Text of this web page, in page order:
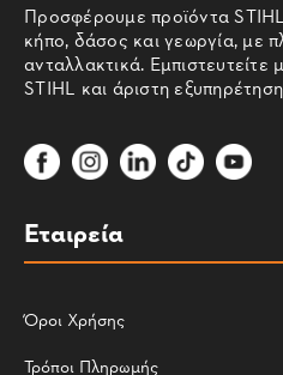
Προσφέρουμε προϊόντα
κήπο, δάσος και γεωργία, με
ανταλλακτικά. Εμπιστευτείτε
STIHL και άριστη
Εταιρεία
Όροι Χρήσης
Τρόποι Πληρωμής